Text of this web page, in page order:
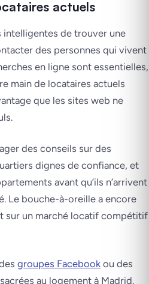
actuels
intelligentes de trouver une
des personnes qui vivent
en ligne sont essentielles,
main de locataires actuels
que les sites web ne
des conseils sur des
dignes de confiance, et
avant qu’ils n’arrivent
Le bouche-à-oreille a encore
sur un marché locatif compétitif
groupes Facebook ou des
au logement à Madrid.